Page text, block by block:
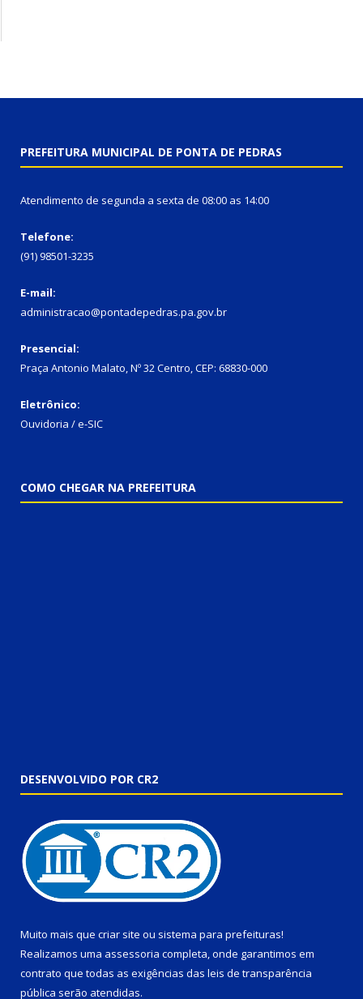
PREFEITURA MUNICIPAL DE PONTA DE PEDRAS
Atendimento de segunda a sexta de 08:00 as 14:00
Telefone:
(91) 98501-3235
E-mail:
administracao@pontadepedras.pa.gov.br
Presencial:
Praça Antonio Malato, Nº 32 Centro, CEP: 68830-000
Eletrônico:
Ouvidoria / e-SIC
COMO CHEGAR NA PREFEITURA
DESENVOLVIDO POR CR2
Muito mais que criar site ou sistema para prefeituras!
Realizamos uma assessoria completa, onde garantimos em
contrato que todas as exigências das leis de transparência
pública serão atendidas.